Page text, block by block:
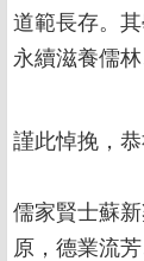
道範長存。
永續滋養儒
謹此悼挽，
儒家賢士蘇
原，德業流